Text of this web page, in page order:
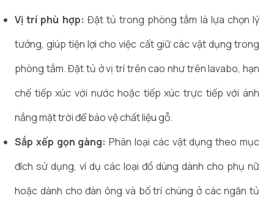
Vị trí phù hợp: Đặt tủ trong phòng tắm là lựa chọn lý
tưởng, giúp tiện lợi cho việc cất giữ các vật dụng trong
phòng tắm. Đặt tủ ở vị trí trên cao như trên lavabo, hạn
chế tiếp xúc với nước hoặc tiếp xúc trực tiếp với ánh
nắng mặt trời để bảo vệ chất liệu gỗ.
Sắp xếp gọn gàng: Phân loại các vật dụng theo mục
đích sử dụng, ví dụ các loại đồ dùng dành cho phụ nữ
hoặc dành cho đàn ông và bố trí chúng ở các ngăn tủ